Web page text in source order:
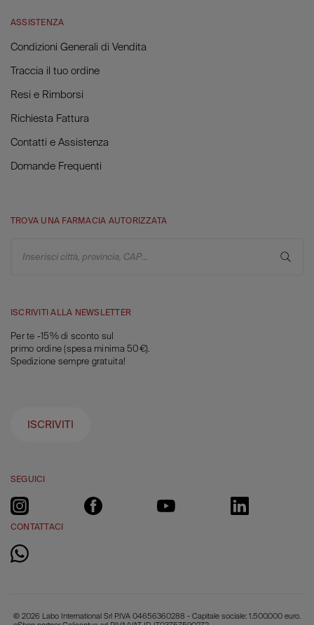
ASSISTENZA
Condizioni Generali di Vendita
Traccia il tuo ordine
Resi e Rimborsi
Richiesta Fattura
Contatti e Assistenza
Domande Frequenti
TROVA UNA FARMACIA AUTORIZZATA
Inserisci città, provincia, CAP...
ISCRIVITI ALLA NEWSLETTER
Per te -15% di sconto sul
primo ordine (spesa minima 50€).
Spedizione sempre gratuita!
ISCRIVITI
SEGUICI
CONTATTACI
© 2026 Labo International Srl P.IVA 04656360288 - Capitale sociale: 1.500.000 euro.